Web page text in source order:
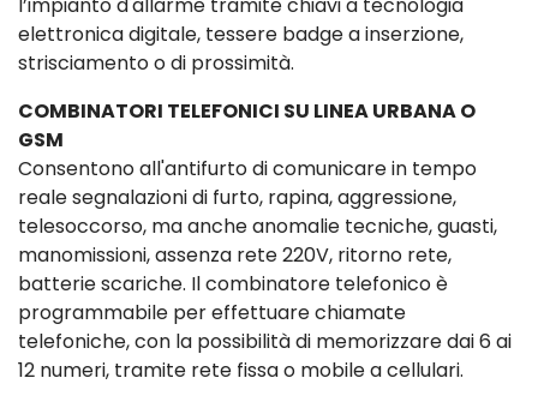
elettronica digitale, tessere badge a inserzione,
strisciamento o di prossimità.
COMBINATORI TELEFONICI SU LINEA URBANA O
GSM
Consentono all'antifurto di comunicare in tempo
reale segnalazioni di furto, rapina, aggressione,
telesoccorso, ma anche anomalie tecniche, guasti,
manomissioni, assenza rete 220V, ritorno rete,
batterie scariche. Il combinatore telefonico è
programmabile per effettuare chiamate
telefoniche, con la possibilità di memorizzare dai 6 ai
12 numeri, tramite rete fissa o mobile a cellulari.